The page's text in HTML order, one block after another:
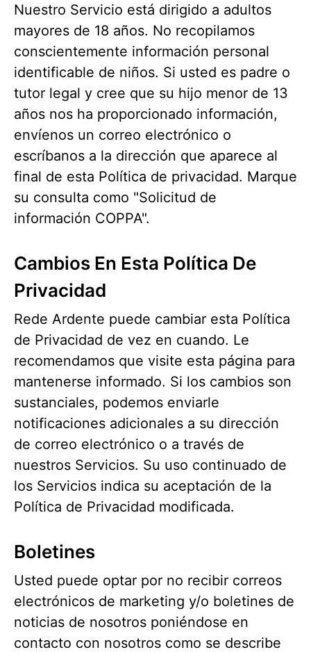
Nuestro Servicio está dirigido a adultos
mayores de 18 años. No recopilamos
conscientemente información personal
identificable de niños. Si usted es padre o
tutor legal y cree que su hijo menor de 13
años nos ha proporcionado información,
envíenos un correo electrónico o
escríbanos a la dirección que aparece al
final de esta Política de privacidad. Marque
su consulta como "Solicitud de
información COPPA".
Cambios En Esta Política De
Privacidad
Rede Ardente puede cambiar esta Política
de Privacidad de vez en cuando. Le
recomendamos que visite esta página para
mantenerse informado. Si los cambios son
sustanciales, podemos enviarle
notificaciones adicionales a su dirección
de correo electrónico o a través de
nuestros Servicios. Su uso continuado de
los Servicios indica su aceptación de la
Política de Privacidad modificada.
Boletines
Usted puede optar por no recibir correos
electrónicos de marketing y/o boletines de
noticias de nosotros poniéndose en
contacto con nosotros como se describe